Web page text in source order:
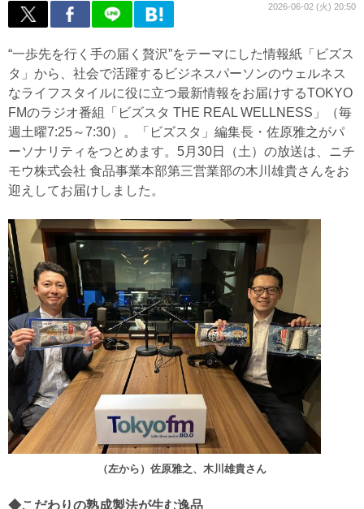
2026-06-02 (火) 20:50
“一歩先を行く手の届く贅沢”をテーマにした情報紙「ビズス
タ」から、社会で活躍するビジネスパーソンのウェルネス
なライフスタイルに役に立つ最新情報をお届けするTOKYO
FMのラジオ番組「ビズスタ THE REAL WELLNESS」（毎
週土曜7:25～7:30）。「ビズスタ」編集長・佐原雅之がパ
ーソナリティをつとめます。5月30日（土）の放送は、ニチ
モウ株式会社 食品事業本部第三営業部の木川雄貴さんをお
迎えしてお届けしました。
（左から）佐原雅之、木川雄貴さん
◆こだわりの熟成製法が生む逸品